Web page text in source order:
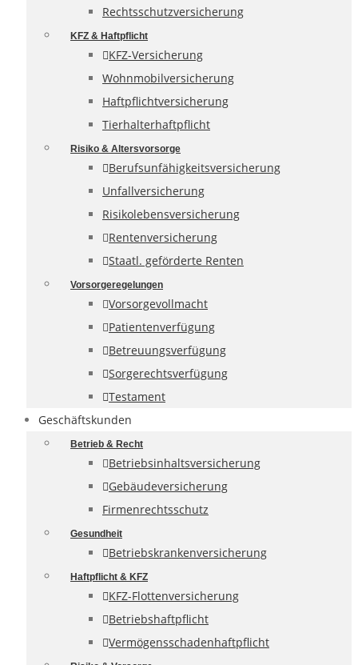
Rechtsschutzversicherung
KFZ & Haftpflicht
KFZ-Versicherung
Wohnmobilversicherung
Haftpflichtversicherung
Tierhalterhaftpflicht
Risiko & Altersvorsorge
Berufsunfähigkeitsversicherung
Unfallversicherung
Risikolebensversicherung
Rentenversicherung
Staatl. geförderte Renten
Vorsorgeregelungen
Vorsorgevollmacht
Patientenverfügung
Betreuungsverfügung
Sorgerechtsverfügung
Testament
Geschäftskunden
Betrieb & Recht
Betriebsinhaltsversicherung
Gebäudeversicherung
Firmenrechtsschutz
Gesundheit
Betriebskrankenversicherung
Haftpflicht & KFZ
KFZ-Flottenversicherung
Betriebshaftpflicht
Vermögensschadenhaftpflicht